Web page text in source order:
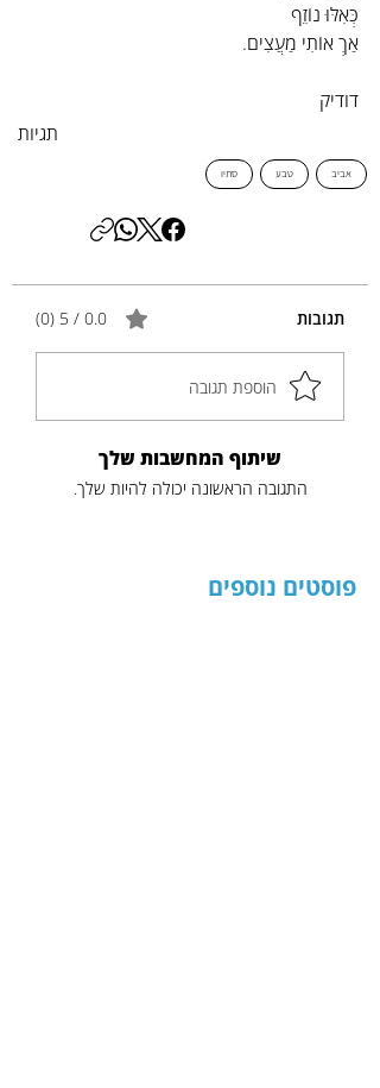
כְּאִלּוּ נוֹזֵף
אַךְ אוֹתִי מַעֲצִים.
דודיק
תגיות
אביב טבע סתיו
תגובות 0.0 / 5 ‏(0)
הוספת תגובה
שיתוף המחשבות שלך
התגובה הראשונה יכולה להיות שלך.
פוסטים נוספים